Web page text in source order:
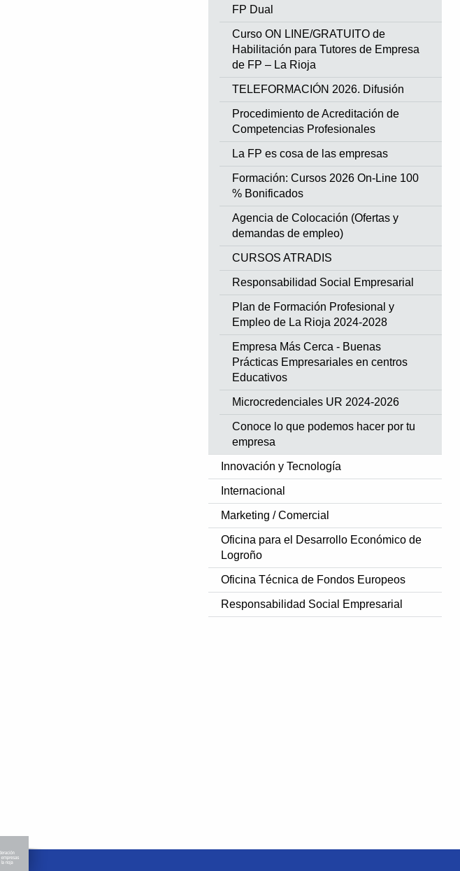
FP Dual
Curso ON LINE/GRATUITO de
Habilitación para Tutores de Empresa
de FP – La Rioja
TELEFORMACIÓN 2026. Difusión
Procedimiento de Acreditación de
Competencias Profesionales
La FP es cosa de las empresas
Formación: Cursos 2026 On-Line 100
% Bonificados
Agencia de Colocación (Ofertas y
demandas de empleo)
CURSOS ATRADIS
Responsabilidad Social Empresarial
Plan de Formación Profesional y
Empleo de La Rioja 2024-2028
Empresa Más Cerca - Buenas
Prácticas Empresariales en centros
Educativos
Microcredenciales UR 2024-2026
Conoce lo que podemos hacer por tu
empresa
Innovación y Tecnología
Internacional
Marketing / Comercial
Oficina para el Desarrollo Económico de
Logroño
Oficina Técnica de Fondos Europeos
Responsabilidad Social Empresarial